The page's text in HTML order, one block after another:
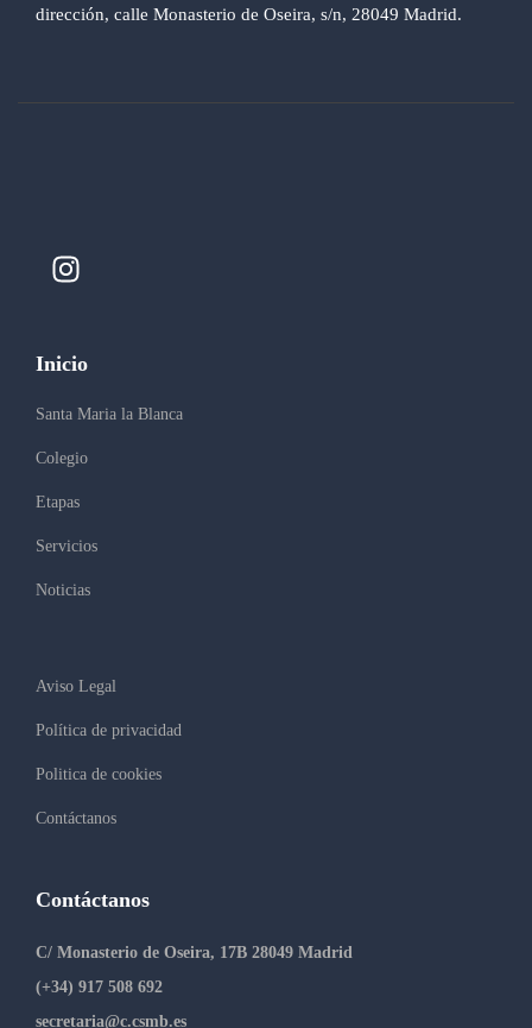
dirección, calle Monasterio de Oseira, s/n, 28049 Madrid.
Inicio
Santa Maria la Blanca
Colegio
Etapas
Servicios
Noticias
Aviso Legal
Política de privacidad
Politica de cookies
Contáctanos
Contáctanos
C/ Monasterio de Oseira, 17B 28049 Madrid
(+34) 917 508 692
secretaria@c.csmb.es